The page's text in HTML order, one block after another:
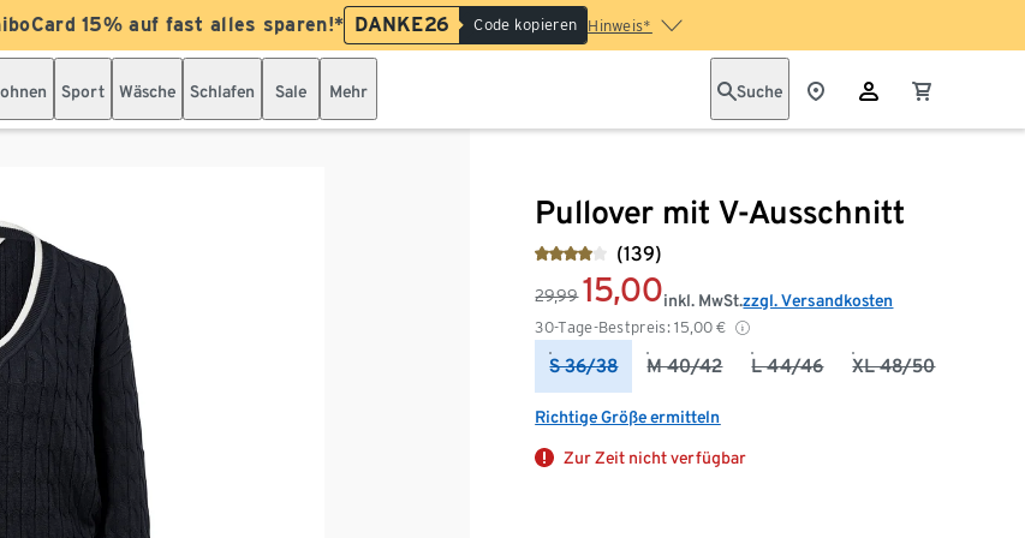
15% auf fast alles sparen!* DANKE26 Code kopieren Hinweis*
Sport Wäsche Schlafen Sale Mehr Suche
Pullover mit V-Ausschnitt
(139)
29,99 15,00
30-Tage-Bestpreis: 15,00 €
inkl. MwSt.zzgl. Versandkosten
S 36/38 M 40/42 L 44/46 XL 48/50
Richtige Größe ermitteln
Zur Zeit nicht verfügbar